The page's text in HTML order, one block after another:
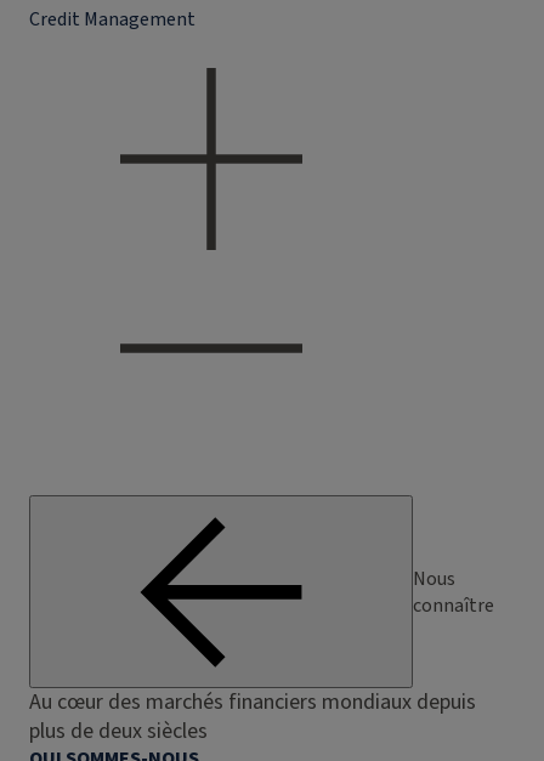
Credit Management
Nous
connaître
Au cœur des marchés financiers mondiaux depuis
plus de deux siècles